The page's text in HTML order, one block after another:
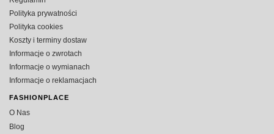
Polityka prywatności
Polityka cookies
Koszty i terminy dostaw
Informacje o zwrotach
Informacje o wymianach
Informacje o reklamacjach
FASHIONPLACE
O Nas
Blog